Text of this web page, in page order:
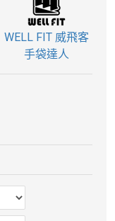
WELL FIT 威飛客
手袋達人